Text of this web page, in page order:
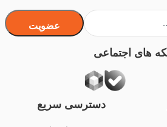
دسترسی سریع
عضویت
های اجتماعی